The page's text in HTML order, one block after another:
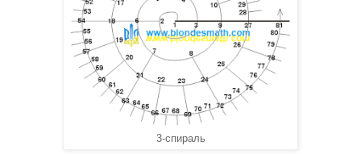
3-спираль